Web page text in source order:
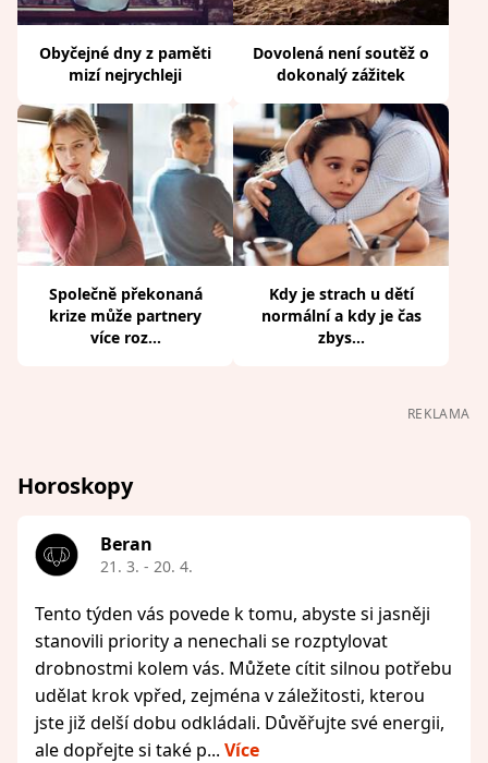
Obyčejné dny z paměti
mizí nejrychleji
Dovolená není soutěž o
dokonalý zážitek
Společně překonaná
krize může partnery
více roz...
Kdy je strach u dětí
normální a kdy je čas
zbys...
REKLAMA
Horoskopy
Beran
21. 3. - 20. 4.
Tento týden vás povede k tomu, abyste si jasněji
stanovili priority a nenechali se rozptylovat
drobnostmi kolem vás. Můžete cítit silnou potřebu
udělat krok vpřed, zejména v záležitosti, kterou
jste již delší dobu odkládali. Důvěřujte své energii,
ale dopřejte si také p... Více